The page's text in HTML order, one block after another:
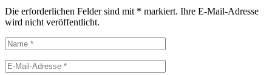
Die erforderlichen Felder sind mit * markiert. Ihre E-Mail-Adresse
wird nicht veröffentlicht.